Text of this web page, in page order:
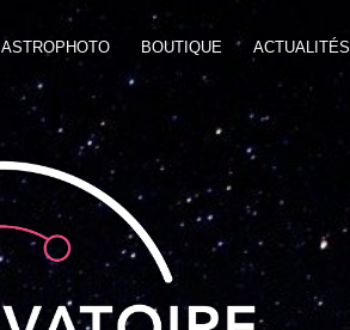
ASTROPHOTO BOUTIQUE ACTUALITÉS